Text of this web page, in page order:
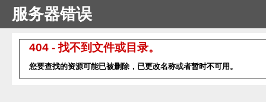
服务器错误
404 - 找不到文件或目录。
您要查找的资源可能已被删除，已更改名称或者暂时不可用。